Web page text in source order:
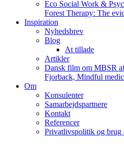
Eco Social Work &
Forest Therapy: The
Inspiration
Nyhedsbrev
Blog
At tillade
Artikler
Dansk film om MBSR
Fjorback, Mindful
Om
Konsulenter
Samarbejdspartnere
Kontakt
Referencer
Privatlivspolitik og brug